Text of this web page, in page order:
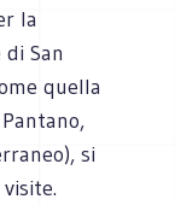
la
San
quella
si